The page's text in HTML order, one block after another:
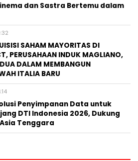
dan Sastra Bertemu dalam
SAHAM MAYORITAS DI
PERUSAHAAN INDUK MAGLIANO,
DALAM MEMBANGUN
ITALIA BARU
Penyimpanan Data untuk
DTI Indonesia 2026, Dukung
Tenggara